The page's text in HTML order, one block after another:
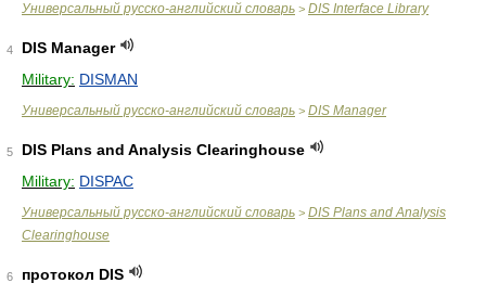
Универсальный русско-английский словарь > DIS Interface Library
4
DIS Manager
Military: DISMAN
Универсальный русско-английский словарь > DIS Manager
5
DIS Plans and Analysis Clearinghouse
Military: DISPAC
Универсальный русско-английский словарь > DIS Plans and Analysis
Clearinghouse
6
протокол DIS